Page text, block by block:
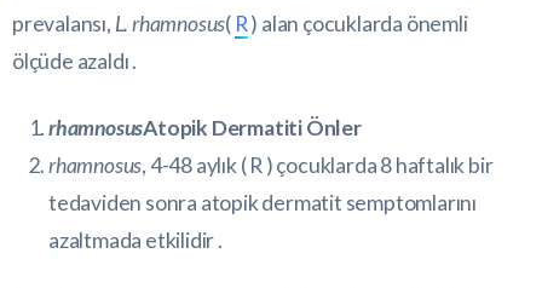
prevalansı, L. rhamnosus( R) alan çocuklarda önemli
ölçüde azaldı .
rhamnosusAtopik Dermatiti Önler
rhamnosus, 4-48 aylık (R ) çocuklarda 8 haftalık bir
tedaviden sonra atopik dermatit semptomlarını
azaltmada etkilidir .